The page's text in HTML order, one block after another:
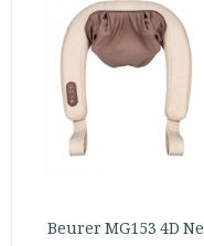
Beurer MG153 4D Ne